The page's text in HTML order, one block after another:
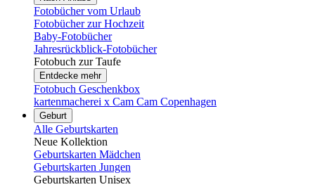
Fotobücher vom Urlaub
Fotobücher zur Hochzeit
Baby-Fotobücher
Jahresrückblick-Fotobücher
Fotobuch zur Taufe
Entdecke mehr
Fotobuch Geschenkbox
kartenmacherei x Cam Cam Copenhagen
Geburt
Alle Geburtskarten
Neue Kollektion
Geburtskarten Mädchen
Geburtskarten Jungen
Geburtskarten Unisex